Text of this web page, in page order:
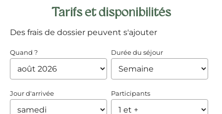
Tarifs et disponibilités